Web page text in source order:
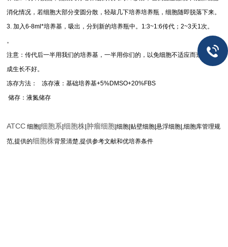
消化情况，若细胞大部分变圆分散，轻敲几下培养培养瓶，细胞随即脱落下来。
3. 加入6-8ml*培养基，吸出，分到新的培养瓶中。1:3~1:6传代；2~3天1次。
。
注意：传代后一半用我们的培养基，一半用你们的，以免细胞不适应而造
成生长不好。
冻存方法： 冻存液：基础培养基+5%DMSO+20%FBS
储存：液氮储存
ATCC 细胞|细胞系 |细胞株 肿瘤细胞 |细胞|贴壁细胞|悬浮细胞|,细胞库管理规
范,提供的细胞株背景清楚,提供参考文献和优培养条件